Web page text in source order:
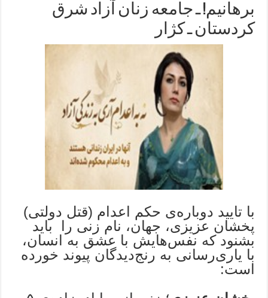
برهانیم! ـ جامعه زنان آزاد شرق
کردستان ـ کژار
با تایید دوباره‌ی حکم اعدام (قتل دولتی)
پخشان عزیزی، جهان، نام زنی را باید
بشنود که نفس‌هایش با عشق به انسان،
با یاری‌رسانی به رنج‌دیدگان پیوند خورده
است: